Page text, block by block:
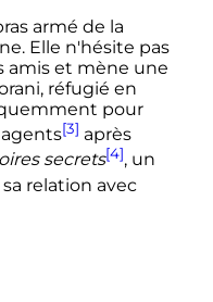
armé de la
Elle n'hésite pas
amis et mène une
réfugié en
pour
[3] après
secrets[4], un
relation avec